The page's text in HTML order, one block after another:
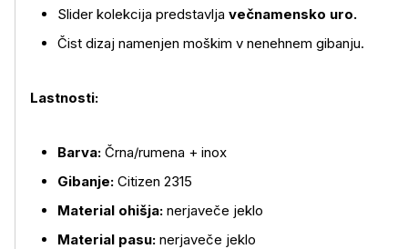
Slider kolekcija predstavlja večnamensko uro.
Čist dizaj namenjen moškim v nenehnem gibanju.
Lastnosti:
Barva: Črna/rumena + inox
Gibanje: Citizen 2315
Material ohišja: nerjaveče jeklo
Material pasu: nerjaveče jeklo